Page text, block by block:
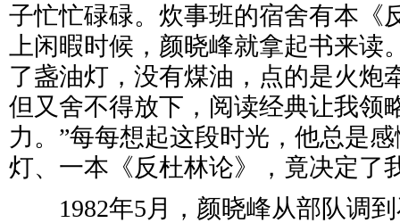
子忙忙碌碌。炊事班的宿舍有本《
上闲暇时候，颜晓峰就拿起书来读
了盏油灯，没有煤油，点的是火炮
但又舍不得放下，阅读经典让我领
力。”每每想起这段时光，他总是
灯、一本《反杜林论》，竟决定了
1982年5月，颜晓峰从部队调到